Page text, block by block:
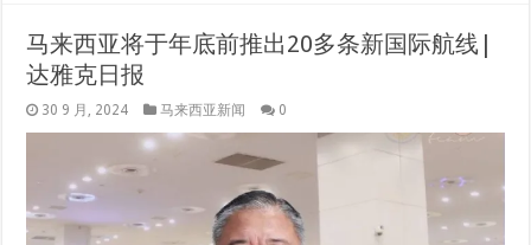
马来西亚将于年底前推出20多条新国际航线|
达雅克日报
30 9 月, 2024 马来西亚新闻 0